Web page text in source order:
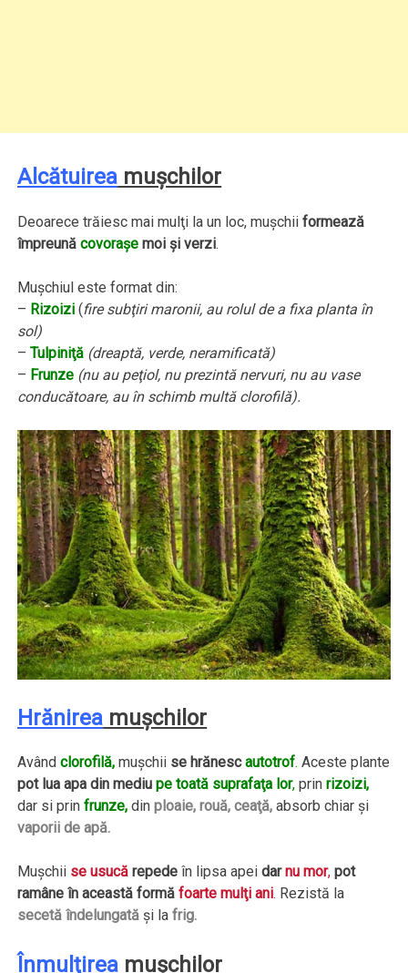
Alcătuirea muşchilor
Deoarece trăiesc mai mulţi la un loc, muşchiiformează
împreunăcovoraşe moi şi verzi.
Muşchiul este format din:
– Rizoizi (fire subţiri maronii, au rolul de a fixa planta în
sol)
–Tulpiniţă (dreaptă, verde, neramificată)
– Frunze (nu au peţiol, nu prezintă nervuri, nu au vase
conducătoare, au în schimb multă clorofilă).
Hrănirea muşchilor
Avândclorofilă, muşchii se hrănescautotrof. Aceste plante
pot lua apa din mediupe toată suprafaţa lor, prinrizoizi,
dar si prinfrunze, dinploaie, rouă, ceaţă, absorb chiar şi
vaporii de apă.
Muşchii se usucă repede în lipsa apeidarnu mor, pot
ramâne în această formăfoarte mulţi ani. Rezistă la
secetă îndelungată şi lafrig.
Înmulţirea muşchilor